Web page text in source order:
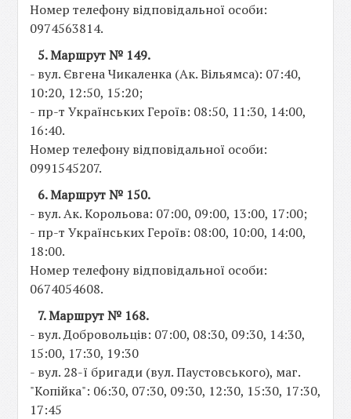
Номер телефону відповідальної особи:
0974563814.
5. Маршрут № 149.
- вул. Євгена Чикаленка (Ак. Вільямса): 07:40,
10:20, 12:50, 15:20;
- пр-т Українських Героїв: 08:50, 11:30, 14:00,
16:40.
Номер телефону відповідальної особи:
0991545207.
6. Маршрут № 150.
- вул. Ак. Корольова: 07:00, 09:00, 13:00, 17:00;
- пр-т Українських Героїв: 08:00, 10:00, 14:00,
18:00.
Номер телефону відповідальної особи:
0674054608.
7. Маршрут № 168.
- вул. Добровольців: 07:00, 08:30, 09:30, 14:30,
15:00, 17:30, 19:30
- вул. 28-ї бригади (вул. Паустовського), маг.
"Копійка": 06:30, 07:30, 09:30, 12:30, 15:30, 17:30,
17:45